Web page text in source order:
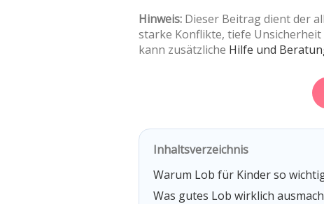
Hinweis: Dieser Beitrag dient der
starke Konflikte, tiefe
kann zusätzliche Hilfe und
Inhaltsverzeichnis
Warum Lob für Kinder so
Was gutes Lob wirklich